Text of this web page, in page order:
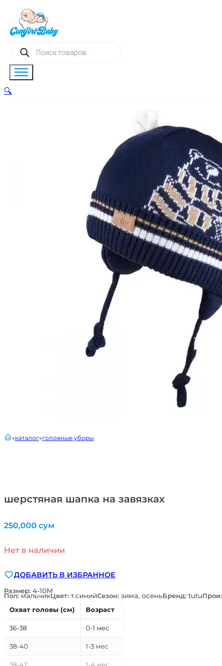
Поиск
товаров
шерстяная шапка на завязках
главнаякаталог головные уборы
250,000 сум
Нет в наличии
ДОБАВИТЬ В ИЗБРАННОЕ
Размер: 4-10М
Пол:мальчикЦвет: т.синийСезон: зима, осеньБренд: tutu
Охват головы (см)
Возраст
36-38 0-1 мес
38-40 1-3 мес
🔍